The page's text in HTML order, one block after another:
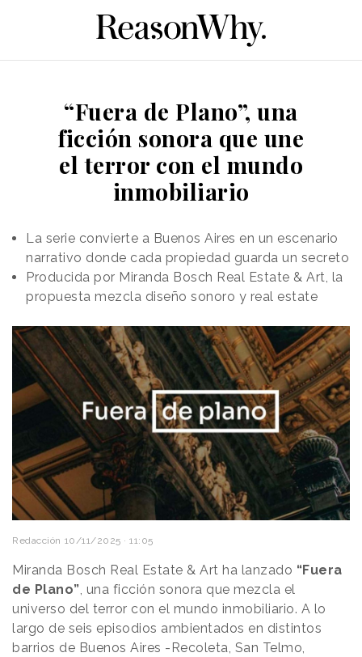
“Fuera de Plano”, una
ficción sonora que une
el terror con el mundo
inmobiliario
La serie convierte a Buenos Aires en un escenario
narrativo donde cada propiedad guarda un secreto
Producida por Miranda Bosch Real Estate & Art, la
propuesta mezcla diseño sonoro y real estate
Redacción 10/11/2025 · 11:05
Miranda Bosch Real Estate & Art ha lanzado “Fuera
de Plano”, una ficción sonora que mezcla el
universo del terror con el mundo inmobiliario. A lo
largo de seis episodios ambientados en distintos
barrios de Buenos Aires -Recoleta, San Telmo,